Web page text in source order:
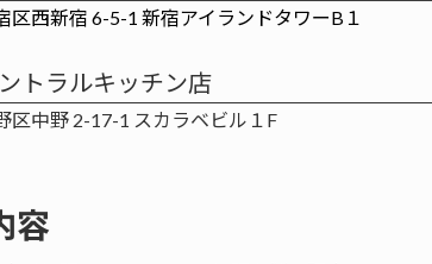
区西新宿 6-5-1 新宿アイランドタワーB１
トラルキッチン店
区中野 2-17-1 スカラベビル１F
容